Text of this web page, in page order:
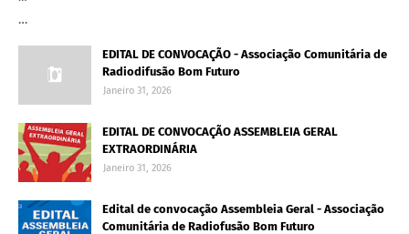
…
EDITAL DE CONVOCAÇÃO - Associação Comunitária de
Radiodifusão Bom Futuro
Janeiro 31, 2026
EDITAL DE CONVOCAÇÃO ASSEMBLEIA GERAL
EXTRAORDINÁRIA
Janeiro 31, 2026
Edital de convocação Assembleia Geral - Associação
Comunitária de Radiofusão Bom Futuro